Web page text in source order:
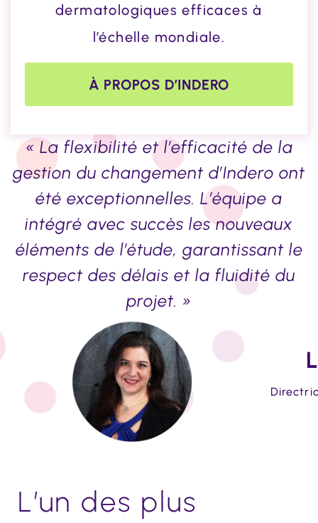
dermatologiques efficaces à
l’échelle mondiale.
À PROPOS D’INDERO
« La flexibilité et l’efficacité de la
gestion du changement d’Indero ont
été exceptionnelles. L’équipe a
intégré avec succès les nouveaux
éléments de l’étude, garantissant le
respect des délais et la fluidité du
projet. »
L’un des plus